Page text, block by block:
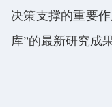
决策支撑的重要
库”的最新研究成